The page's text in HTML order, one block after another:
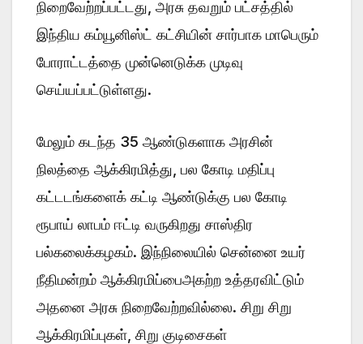
நிறைவேற்றப்பட்டது, அரசு தவறும் பட்சத்தில்
இந்திய கம்யூனிஸ்ட் கட்சியின் சார்பாக மாபெரும்
போராட்டத்தை முன்னெடுக்க முடிவு
செய்யப்பட்டுள்ளது.
மேலும் கடந்த 35 ஆண்டுகளாக அரசின்
நிலத்தை ஆக்கிரமித்து, பல கோடி மதிப்பு
கட்டடங்களைக் கட்டி ஆண்டுக்கு பல கோடி
ரூபாய் லாபம் ஈட்டி வருகிறது சாஸ்திர
பல்கலைக்கழகம். இந்நிலையில் சென்னை உயர்
நீதிமன்றம் ஆக்கிரமிப்பைஅகற்ற உத்தரவிட்டும்
அதனை அரசு நிறைவேற்றவில்லை. சிறு சிறு
ஆக்கிரமிப்புகள், சிறு குடிசைகள்